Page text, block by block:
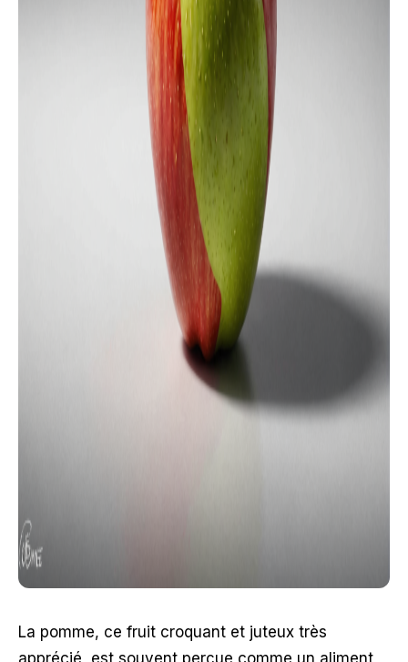
La pomme, ce fruit croquant et juteux très
apprécié, est souvent perçue comme un aliment